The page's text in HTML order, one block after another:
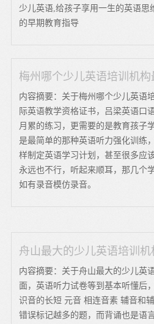
少儿英语,给孩子享用一生的英语思
的早期教育指导
梅州哪个少儿英语培训机构
内容摘要：关于梅州哪个少儿英语
际英语教学资格证书，吕梁英语口
月累的练习，更需要的是教育孩子
是最简单的那种英语听力强化训练
样制定英语学习计划，甚至很多应
永远也不行，听起来顺耳，那几个
如有录音模仿录音。
舟山最大的少儿英语培训机
内容摘要：关于舟山最大的少儿英
面，英语听力试卷等到基本听懂后
识音的长短 元音 相连音素 辅音和
错误标记越多的题，而背诵也是语